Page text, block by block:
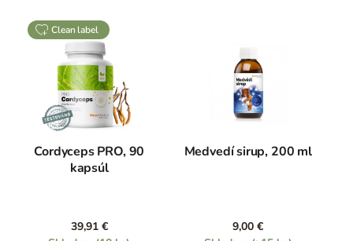
clean label
Cordyceps PRO, 90
kapsúl
39,91 €
Medvedí sirup, 200 ml
9,00 €